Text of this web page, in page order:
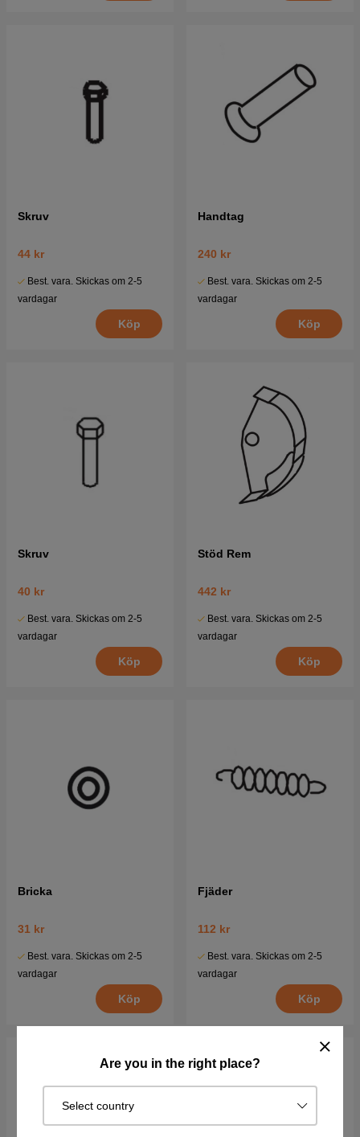
Are you in the right place?
Select country
Skruv
44 kr
Best. vara. Skickas om 2-5
vardagar
Köp
Handtag
240 kr
Best. vara. Skickas om 2-5
vardagar
Köp
Skruv
40 kr
Best. vara. Skickas om 2-5
vardagar
Köp
Stöd Rem
442 kr
Best. vara. Skickas om 2-5
vardagar
Köp
Bricka
31 kr
Best. vara. Skickas om 2-5
vardagar
Köp
Fjäder
112 kr
Best. vara. Skickas om 2-5
vardagar
Köp